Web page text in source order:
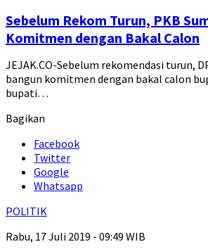
Sebelum Rekom Turun, PKB
Komitmen dengan Bakal Calon
JEJAK.CO-Sebelum rekomendasi turun,
bangun komitmen dengan bakal calon
bupati…
Bagikan
Facebook
Twitter
Google
Whatsapp
POLITIK
Rabu, 17 Juli 2019 - 09:49 WIB